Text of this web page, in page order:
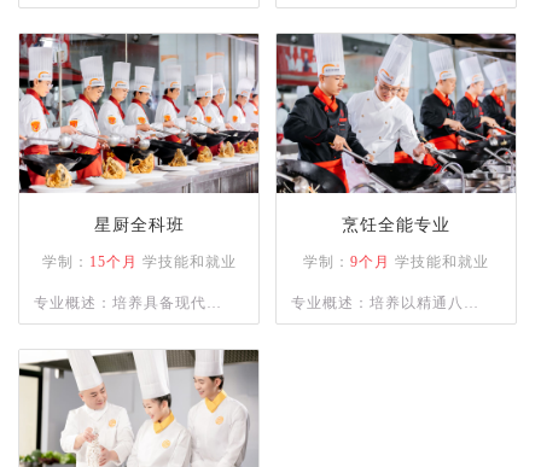
席菜单与制作；精通餐饮管
理、酒店运营等相关知识并
具备独立创业、创新能力强
的综合型人才。
苏）制作，熟练掌握冷菜、
雕刻、冷拼技术，懂经营、
善管理，并具备创业能力的
人才为目标。
星厨全科班
学制： 15个月 学技能和就业
专业概述：培养具备现代烹
理能力的高级技术应用性专
门人才。通过系统的课程设
置和实践操作，学员将熟练
掌握各类烹饪手法、刀工技
烹饪全能专业
学制：9个月 学技能和就业
专业概述：培养以精通八大